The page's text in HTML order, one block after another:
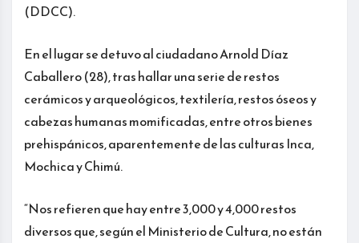
(DDCC).
En el lugar se detuvo al ciudadano Arnold Díaz
Caballero (28), tras hallar una serie de restos
cerámicos y arqueológicos, textilería, restos óseos y
cabezas humanas momificadas, entre otros bienes
prehispánicos, aparentemente de las culturas Inca,
Mochica y Chimú.
“Nos refieren que hay entre 3,000 y 4,000 restos
diversos que, según el Ministerio de Cultura, no están